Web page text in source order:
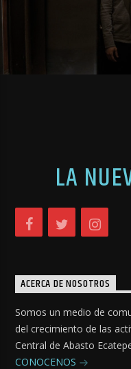
LA
ACERCA DE NOSOTROS
Somos un medio de
del crecimiento de las
Central de Abasto
CONOCENOS